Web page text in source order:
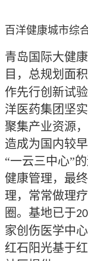
百洋健康城市综
青岛国际大健
目，总规划面
作先行创新试
洋医药集团坚
聚集产业资源
造成为国内较
“一云三中心”
健康管理，最
理，常常做理
圈。基地已于2
家创伤医学中
红石阳光基于